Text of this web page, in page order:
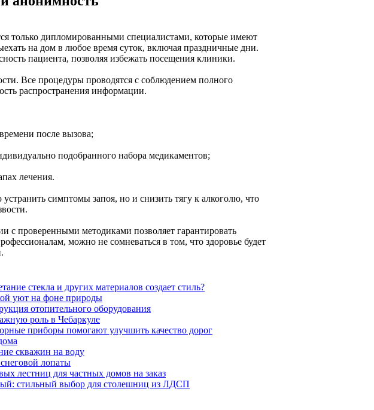
только дипломированными специалистами, которые имеют
на дом в любое время суток, включая праздничные дни.
пациента, позволяя избежать посещения клиники.
Все процедуры проводятся с соблюдением полного
распространения информации.
после вызова;
подобранного набора медикаментов;
лечения.
симптомы запоя, но и снизить тягу к алкоголю, что
с проверенными методиками позволяет гарантировать
можно не сомневаться в том, что здоровье будет
стекла и других материалов создает стиль?
уют на фоне природы
отопительного оборудования
роль в Чебаркуле
приборы помогают улучшить качество дорог
скважин на воду
лопаты
лестниц для частных домов на заказ
стильный выбор для столешниц из ЛДСП